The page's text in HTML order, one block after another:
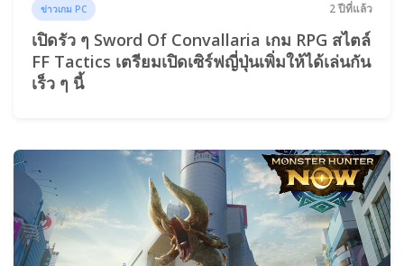
ข่าวเกม PC 2 ปีที่แล้ว
เปิดรัว ๆ Sword Of Convallaria เกม RPG สไตล์
FF Tactics เตรียมเปิดเซิร์ฟญี่ปุ่นเพิ่มให้ได้เล่นกัน
เร็ว ๆ นี้